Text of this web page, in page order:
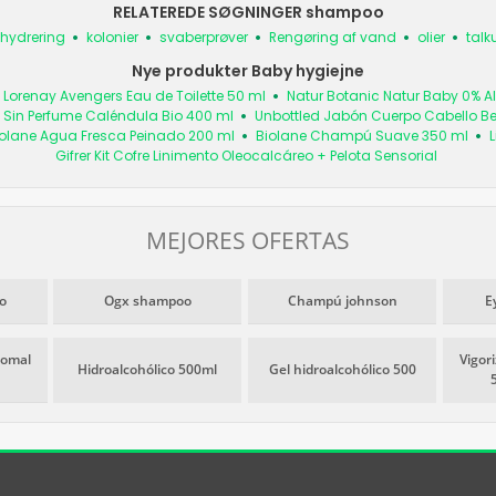
RELATEREDE SØGNINGER shampoo
hydrering kolonier svaberprøver Rengøring af vand olier
Nye produkter Baby hygiejne
Lorenay Avengers Eau de Toilette 50 ml
Natur Botanic Natur Baby 0%
Perfume Caléndula Bio 400 ml
Unbottled Jabón Cuerpo Cabello
Agua Fresca Peinado 200 ml
Biolane Champú Suave 350 ml
Gifrer Kit Cofre Linimento Oleocalcáreo + Pelota Sensorial
MEJORES OFERTAS
Ogx shampoo Champú johnson
Hidroalcohólico 500ml Gel hidroalcohólico 500